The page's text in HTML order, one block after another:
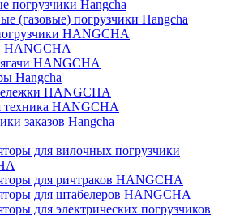
погрузчики Hangcha
(газовые) погрузчики Hangcha
HANGCHA
HANGCHA
HANGCHA
Hangcha
HANGCHA
техника HANGCHA
заказов Hangcha
для вилочных погрузчики
для ричтраков HANGCHA
для штабелеров HANGCHA
для электрических погрузчиков